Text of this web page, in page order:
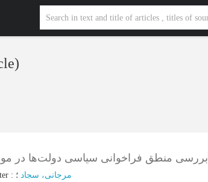
بررسی منطق فراخوانی سیاسی دولت‌ها در
: مرجانی، سجاد ؛